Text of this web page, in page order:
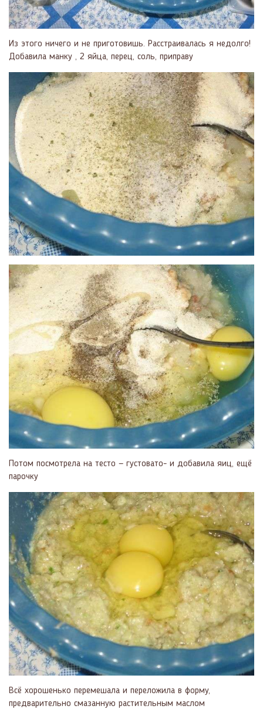
Из этого ничего и не приготовишь. Расстраивалась я недолго!
Добавила манку , 2 яйца, перец, соль, приправу
Потом посмотрела на тесто — густовато- и добавила яиц, ещё
парочку
Всё хорошенько перемешала и переложила в форму,
предварительно смазанную растительным маслом